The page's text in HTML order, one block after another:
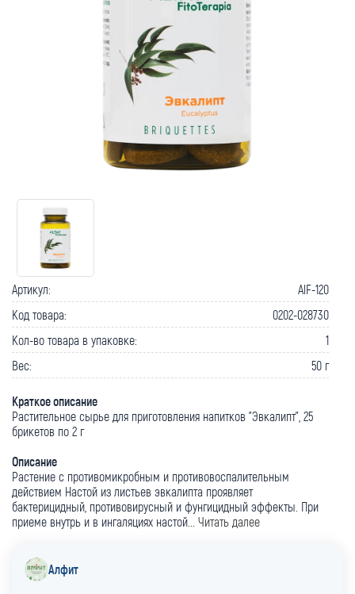
Артикул:
AlF-120
Код товара:
0202-028730
Кол-во товара в упаковке:
1
Вес:
50 г
Краткое описание
Растительное сырье для приготовления напитков "Эвкалипт", 25
брикетов по 2 г
Описание
Растение с противомикробным и противовоспалительным
действием Настой из листьев эвкалипта проявляет
бактерицидный, противовирусный и фунгицидный эффекты. При
приеме внутрь и в ингаляциях настой... Читать далее
Алфит
Как вернуть товар? Сроки доставки